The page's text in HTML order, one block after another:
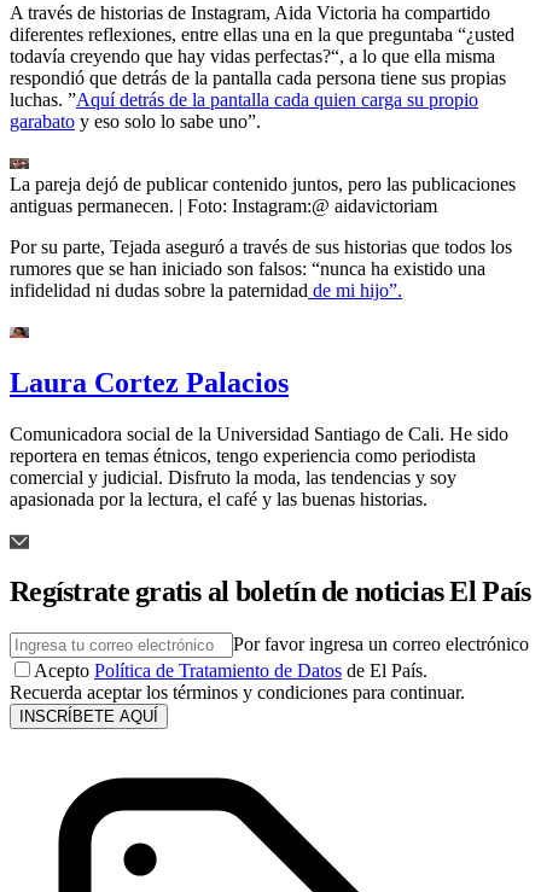
A través de historias de Instagram, Aida Victoria ha compartido
diferentes reflexiones, entre ellas una en la que preguntaba “¿usted
todavía creyendo que hay vidas perfectas?“, a lo que ella misma
respondió que detrás de la pantalla cada persona tiene sus propias
luchas. ”Aquí detrás de la pantalla cada quien carga su propio
garabato y eso solo lo sabe uno”.
La pareja dejó de publicar contenido juntos, pero las publicaciones
antiguas permanecen. | Foto: Instagram:@ aidavictoriam
Por su parte, Tejada aseguró a través de sus historias que todos los
rumores que se han iniciado son falsos: “nunca ha existido una
infidelidad ni dudas sobre la paternidad de mi hijo”.
Laura Cortez Palacios
Comunicadora social de la Universidad Santiago de Cali. He sido
reportera en temas étnicos, tengo experiencia como periodista
comercial y judicial. Disfruto la moda, las tendencias y soy
apasionada por la lectura, el café y las buenas historias.
Regístrate gratis al boletín de noticias El País
Por favor ingresa un correo electrónico
Acepto Política de Tratamiento de Datos de El País.
Recuerda aceptar los términos y condiciones para continuar.
INSCRÍBETE AQUÍ